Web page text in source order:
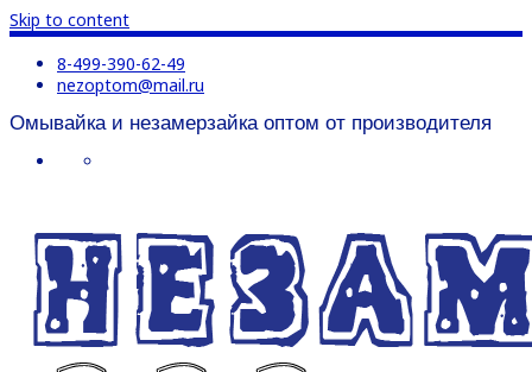
Skip to content
8-499-390-62-49
nezoptom@mail.ru
Омывайка и незамерзайка оптом от производителя